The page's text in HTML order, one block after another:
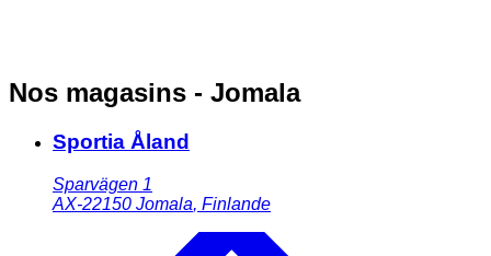
Nos magasins - Jomala
Sportia Åland
Sparvägen 1
AX-22150 Jomala, Finlande